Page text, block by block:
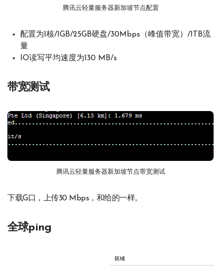
腾讯云轻量服务器新加坡节点配置
配置为1核/1GB/25GB硬盘/30Mbps（峰值带宽）/1TB流
量
IO读写平均速度为130 MB/s
带宽测试
腾讯云轻量服务器新加坡节点带宽测试
下载G口，上传30 Mbps，和给的一样。
全球ping